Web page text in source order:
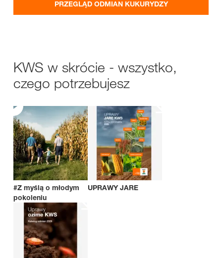
PRZEGLĄD ODMIAN KUKURYDZY
KWS w skrócie - wszystko,
czego potrzebujesz
#Z myślą o młodym
pokoleniu
UPRAWY JARE